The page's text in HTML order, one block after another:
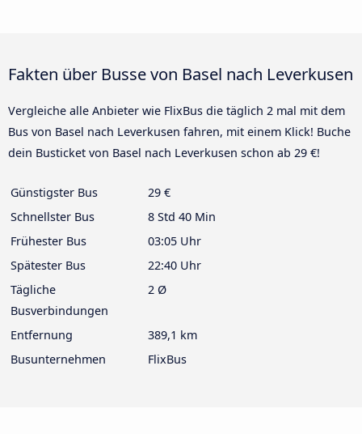
Fakten über Busse von Basel nach Leverkusen
Vergleiche alle Anbieter wie FlixBus die täglich 2 mal mit dem
Bus von Basel nach Leverkusen fahren, mit einem Klick! Buche
dein Busticket von Basel nach Leverkusen schon ab 29 €!
Günstigster Bus
29 €
Schnellster Bus
8 Std 40 Min
Frühester Bus
03:05 Uhr
Spätester Bus
22:40 Uhr
Tägliche
Busverbindungen
2 Ø
Entfernung
389,1 km
Busunternehmen
FlixBus